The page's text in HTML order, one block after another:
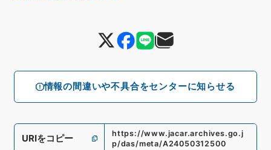
情報の間違いや不具合をセンターに知らせる
URIをコピー
https://www.jacar.archives.go.j
p/das/meta/A24050312500